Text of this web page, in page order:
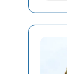
に最
まれ
がで